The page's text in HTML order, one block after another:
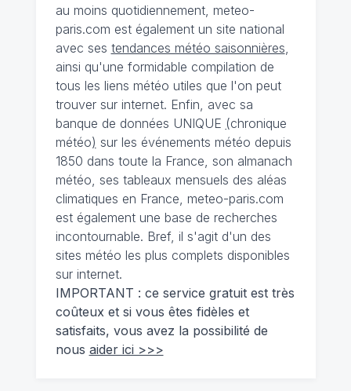
au moins quotidiennement, meteo-
paris.com est également un site national
avec ses tendances météo saisonnières,
ainsi qu'une formidable compilation de
tous les liens météo utiles que l'on peut
trouver sur internet. Enfin, avec sa
banque de données UNIQUE (chronique
météo) sur les événements météo depuis
1850 dans toute la France, son almanach
météo, ses tableaux mensuels des aléas
climatiques en France, meteo-paris.com
est également une base de recherches
incontournable. Bref, il s'agit d'un des
sites météo les plus complets disponibles
sur internet.
IMPORTANT : ce service gratuit est très
coûteux et si vous êtes fidèles et
satisfaits, vous avez la possibilité de
nous aider ici >>>